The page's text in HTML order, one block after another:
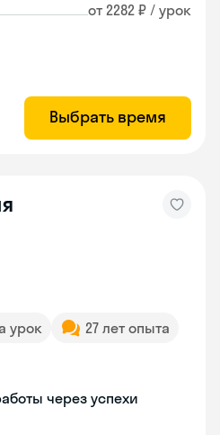
от 2282 ₽ / урок
Выбрать время
урок
27 лет опыта
через успехи